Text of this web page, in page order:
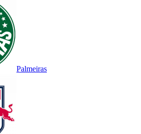
Palmeiras